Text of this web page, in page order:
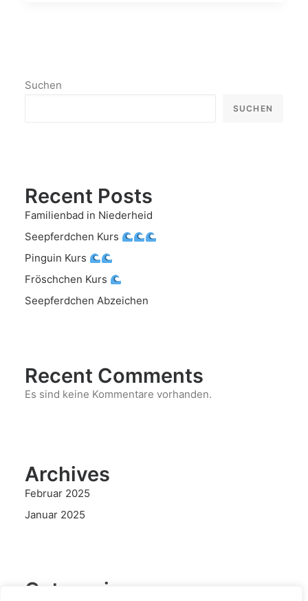
Suchen
SUCHEN
Recent Posts
Familienbad in Niederheid
Seepferdchen Kurs
Pinguin Kurs
Fröschchen Kurs
Seepferdchen Abzeichen
Recent Comments
Es sind keine Kommentare vorhanden.
Archives
Februar 2025
Januar 2025
Categories